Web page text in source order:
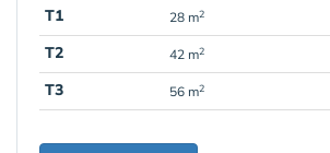
T1 28 m2
T2
42 m2
T3
56 m2